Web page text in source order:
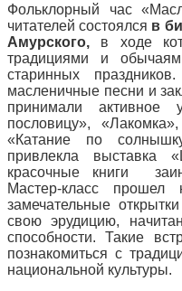
Фольклорный час
читателей состоялся в
Амурского, в ходе
традициями и
старинных
масленичные песни и
принимали
пословицу»,
«Катание по
привлекла выставка
красочные книги
Мастер-класс прошел
замечательные
свою эрудицию,
способности. Такие
познакомиться с
национальной культуры.